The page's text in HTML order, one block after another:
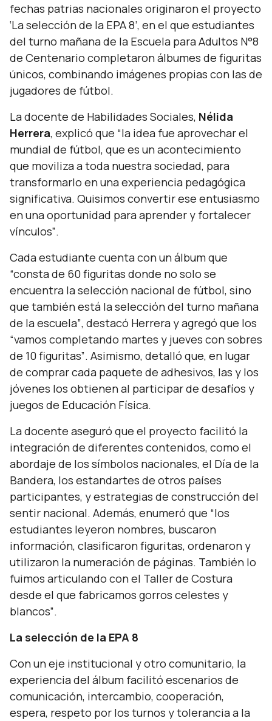
fechas patrias nacionales originaron el proyecto
‘La selección de la EPA 8’, en el que estudiantes
del turno mañana de la Escuela para Adultos N°8
de Centenario completaron álbumes de figuritas
únicos, combinando imágenes propias con las de
jugadores de fútbol.
La docente de Habilidades Sociales, Nélida
Herrera, explicó que “la idea fue aprovechar el
mundial de fútbol, que es un acontecimiento
que moviliza a toda nuestra sociedad, para
transformarlo en una experiencia pedagógica
significativa. Quisimos convertir ese entusiasmo
en una oportunidad para aprender y fortalecer
vínculos”.
Cada estudiante cuenta con un álbum que
“consta de 60 figuritas donde no solo se
encuentra la selección nacional de fútbol, sino
que también está la selección del turno mañana
de la escuela”, destacó Herrera y agregó que los
“vamos completando martes y jueves con sobres
de 10 figuritas”. Asimismo, detalló que, en lugar
de comprar cada paquete de adhesivos, las y los
jóvenes los obtienen al participar de desafíos y
juegos de Educación Física.
La docente aseguró que el proyecto facilitó la
integración de diferentes contenidos, como el
abordaje de los símbolos nacionales, el Día de la
Bandera, los estandartes de otros países
participantes, y estrategias de construcción del
sentir nacional. Además, enumeró que “los
estudiantes leyeron nombres, buscaron
información, clasificaron figuritas, ordenaron y
utilizaron la numeración de páginas. También lo
fuimos articulando con el Taller de Costura
desde el que fabricamos gorros celestes y
blancos”.
La selección de la EPA 8
Con un eje institucional y otro comunitario, la
experiencia del álbum facilitó escenarios de
comunicación, intercambio, cooperación,
espera, respeto por los turnos y tolerancia a la